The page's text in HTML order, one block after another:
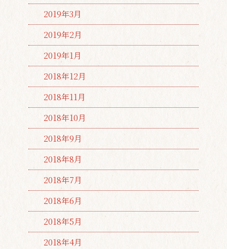
2019年3月
2019年2月
2019年1月
2018年12月
2018年11月
2018年10月
2018年9月
2018年8月
2018年7月
2018年6月
2018年5月
2018年4月